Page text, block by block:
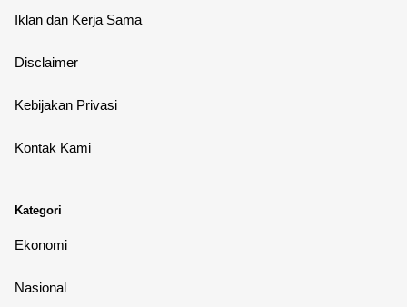
Iklan dan Kerja Sama
Disclaimer
Kebijakan Privasi
Kontak Kami
Kategori
Ekonomi
Nasional